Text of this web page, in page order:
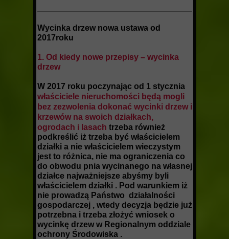
Wycinka drzew nowa ustawa od
2017roku
1. Od kiedy nowe przepisy – wycinka
drzew
W 2017 roku poczynając od 1 stycznia
właściciele nieruchomości będą mogli
bez zezwolenia dokonać wycinki drzew i
krzewów na swoich działkach,
ogrodach i lasach trzeba również
podkreślić iż trzeba być właścicielem
działki a nie właścicielem wieczystym
jest to różnica, nie ma ograniczenia co
do obwodu pnia wycinanego na własnej
działce najważniejsze abyśmy byli
właścicielem działki . Pod warunkiem iż
nie prowadzą Państwo działalności
gospodarczej , wtedy decyzja będzie już
potrzebna i trzeba złożyć wniosek o
wycinkę drzew w Regionalnym oddziale
ochrony Środowiska .